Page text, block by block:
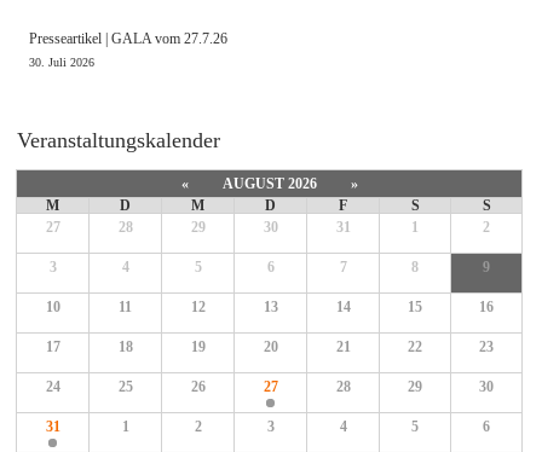
Presseartikel | GALA vom 27.7.26
30. Juli 2026
Veranstaltungskalender
« AUGUST 2026
»
M
D M D F S
S
27
28 29 30 31 1 2
3 4 5 6 7 8 9
10 11 12 13 14 15 16
17 18 19 20 21 22 23
24 25 26 27 28 29 30
31 1 2 3 4 5 6